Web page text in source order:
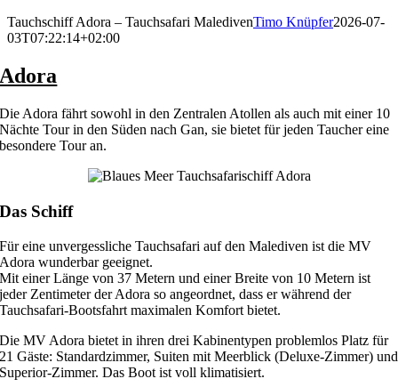
Tauchschiff Adora – Tauchsafari MaledivenTimo Knüpfer2026-07-
03T07:22:14+02:00
Adora
Die Adora fährt sowohl in den Zentralen Atollen als auch mit einer 10
Nächte Tour in den Süden nach Gan, sie bietet für jeden Taucher eine
besondere Tour an.
Das Schiff
Für eine unvergessliche Tauchsafari auf den Malediven ist die MV
Adora wunderbar geeignet.
Mit einer Länge von 37 Metern und einer Breite von 10 Metern ist
jeder Zentimeter der Adora so angeordnet, dass er während der
Tauchsafari-Bootsfahrt maximalen Komfort bietet.
Die MV Adora bietet in ihren drei Kabinentypen problemlos Platz für
21 Gäste: Standardzimmer, Suiten mit Meerblick (Deluxe-Zimmer) und
Superior-Zimmer. Das Boot ist voll klimatisiert.